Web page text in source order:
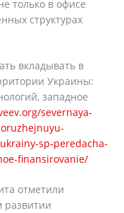
только в офисе
структурах
вкладывать в
Украины:
западное
severnaya-
sp-peredacha-
finansirovanie/
отметили
развитии